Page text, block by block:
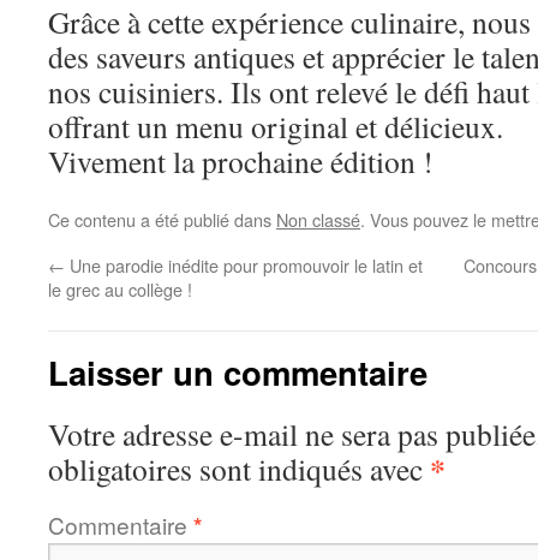
Grâce à cette expérience culinaire,
des saveurs antiques et apprécier le
nos cuisiniers. Ils ont relevé le défi
offrant un menu original et délicieux.
Vivement la prochaine édition !
Ce contenu a été publié dans Non classé. Vous pouvez le
← Une parodie inédite pour promouvoir le latin et
le grec au collège !
Laisser un commentaire
Votre adresse e-mail ne sera pas
obligatoires sont indiqués avec *
Commentaire *